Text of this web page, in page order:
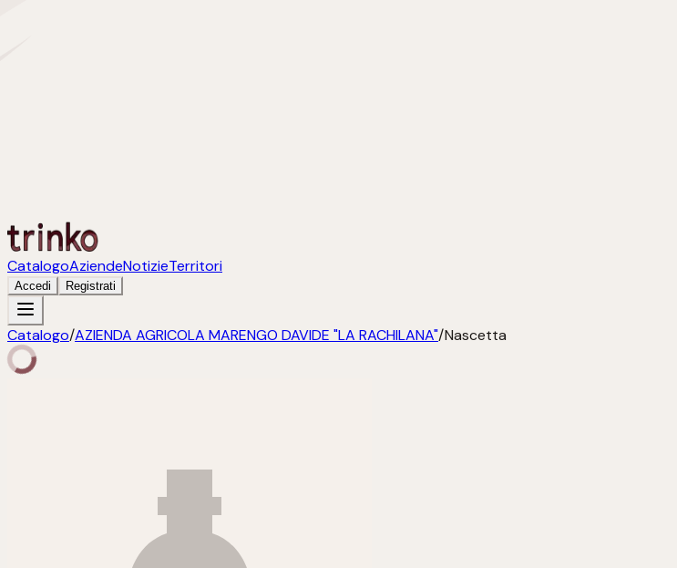
CatalogoAziendeNotizieTerritori
Accedi Registrati
Catalogo/AZIENDA AGRICOLA MARENGO DAVIDE "LA RACHILANA"/Nascetta